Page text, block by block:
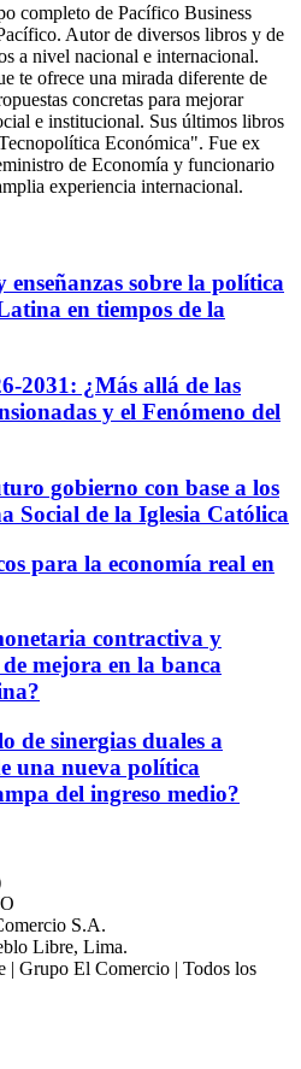
completo de Pacífico Business
Autor de diversos libros y de
a nivel nacional e internacional.
te ofrece una mirada diferente de
concretas para mejorar
e institucional. Sus últimos libros
Económica". Fue ex
de Economía y funcionario
experiencia internacional.
sobre la política
en tiempos de la
2031: ¿Más allá de las
y el Fenómeno del
gobierno con base a los
Social de la Iglesia Católica
para la economía real en
contractiva y
mejora en la banca
de sinergias duales a
una nueva política
del ingreso medio?
S.A.
Libre, Lima.
| Grupo El Comercio | Todos los